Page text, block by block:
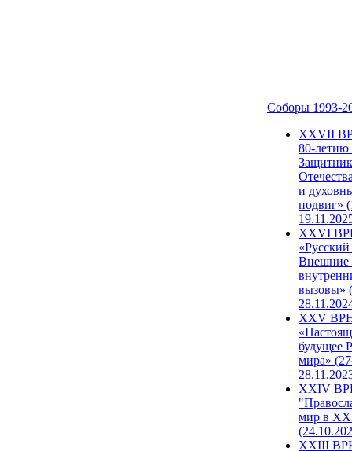
Соборы 1993-
ХХVII
80-
и
подвиг»
XXVI
Внешние
вызовы»
XXV
будущее
мира»
XXIV
мир в
XXIII